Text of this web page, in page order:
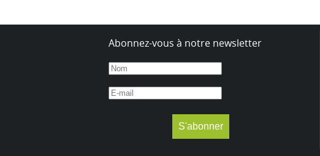
Abonnez-vous à notre newsletter